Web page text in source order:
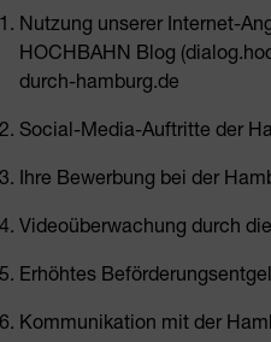
Nutzung unserer Internet-
HOCHBAHN Blog
durch-hamburg.de
Social-Media-Auftritte der
Ihre Bewerbung bei der
Videoüberwachung durch
Erhöhtes
Kommunikation mit der